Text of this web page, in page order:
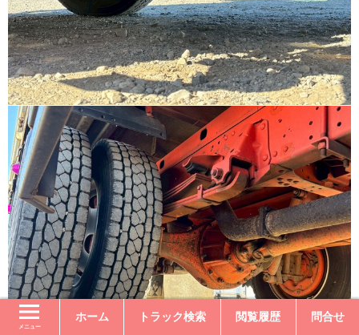
メニュー
ホーム トラック検索 閲覧履歴 問合せ